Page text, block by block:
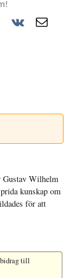
Pinterest
Vk
E-
Gustav Wilhelm
kunskap om
för att
till